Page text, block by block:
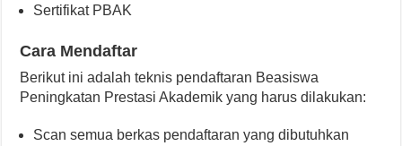
Sertifikat PBAK
Cara Mendaftar
Berikut ini adalah teknis pendaftaran Beasiswa
Peningkatan Prestasi Akademik yang harus dilakukan:
Scan semua berkas pendaftaran yang dibutuhkan